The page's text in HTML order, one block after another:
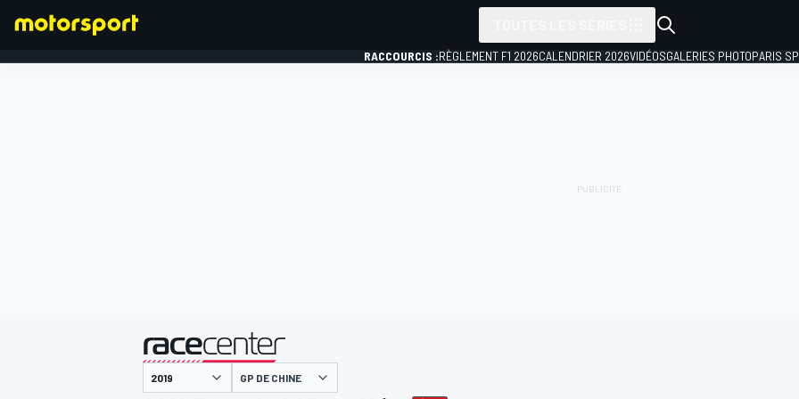
RACCOURCIS :RÈGLEMENT F1 2026CALENDRIER 2026VIDÉOSGALERIES PHOTOPARIS
présenté par
GP DE CHINE